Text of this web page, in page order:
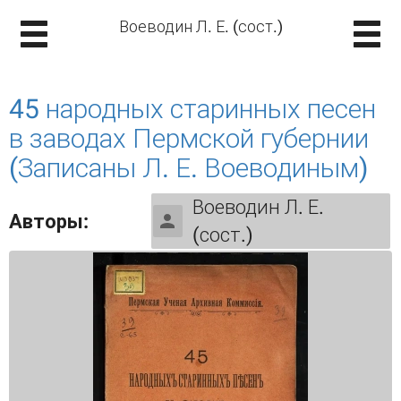
Воеводин Л. Е. (сост.)
45 народных старинных песен
в заводах Пермской губернии
(Записаны Л. Е. Воеводиным)
Авторы:
Воеводин Л. Е.
(сост.)